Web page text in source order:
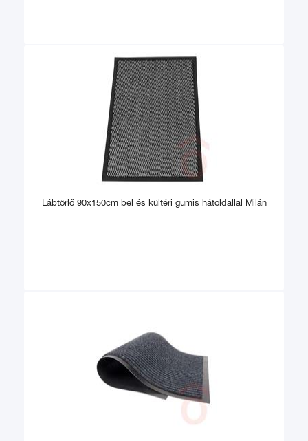
Lábtörlő 90x150cm bel és kültéri gumis hátoldallal Milán